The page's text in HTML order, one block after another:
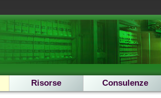
Risorse Consulenze